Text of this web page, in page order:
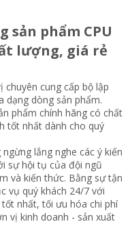
sản phẩm CPU
lượng, giá rẻ
cung cấp bộ lập
dạng dòng sản phẩm.
phẩm chính hãng có chất
tốt nhất dành cho quý
lắng nghe các ý kiến
sự hội tụ của đội ngũ
và kiến thức. Bằng sự tận
vụ quý khách 24/7 với
nhất, tối ưu hóa chi phí
vị kinh doanh - sản xuất